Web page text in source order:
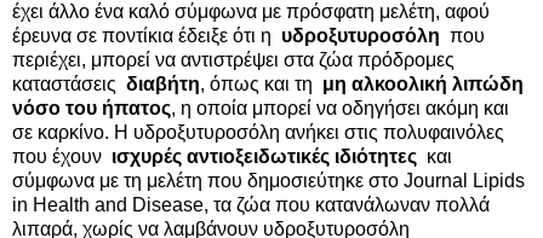
έχει άλλο ένα καλό σύμφωνα με πρόσφατη μελέτη, αφού
έρευνα σε ποντίκια έδειξε ότι η υδροξυτυροσόλη που
περιέχει, μπορεί να αντιστρέψει στα ζώα πρόδρομες
καταστάσεις διαβήτη, όπως και τη μη αλκοολική λιπώδη
νόσο του ήπατος, η οποία μπορεί να οδηγήσει ακόμη και
σε καρκίνο. Η υδροξυτυροσόλη ανήκει στις πολυφαινόλες
που έχουν ισχυρές αντιοξειδωτικές ιδιότητες και
σύμφωνα με τη μελέτη που δημοσιεύτηκε στο Journal Lipids
in Health and Disease, τα ζώα που κατανάλωναν πολλά
λιπαρά, χωρίς να λαμβάνουν υδροξυτυροσόλη